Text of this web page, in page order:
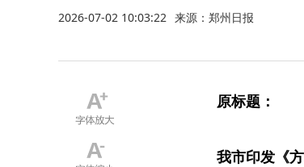
2026-07-02 10:03:22 来源：郑州日报
原标题：
我市印发《方